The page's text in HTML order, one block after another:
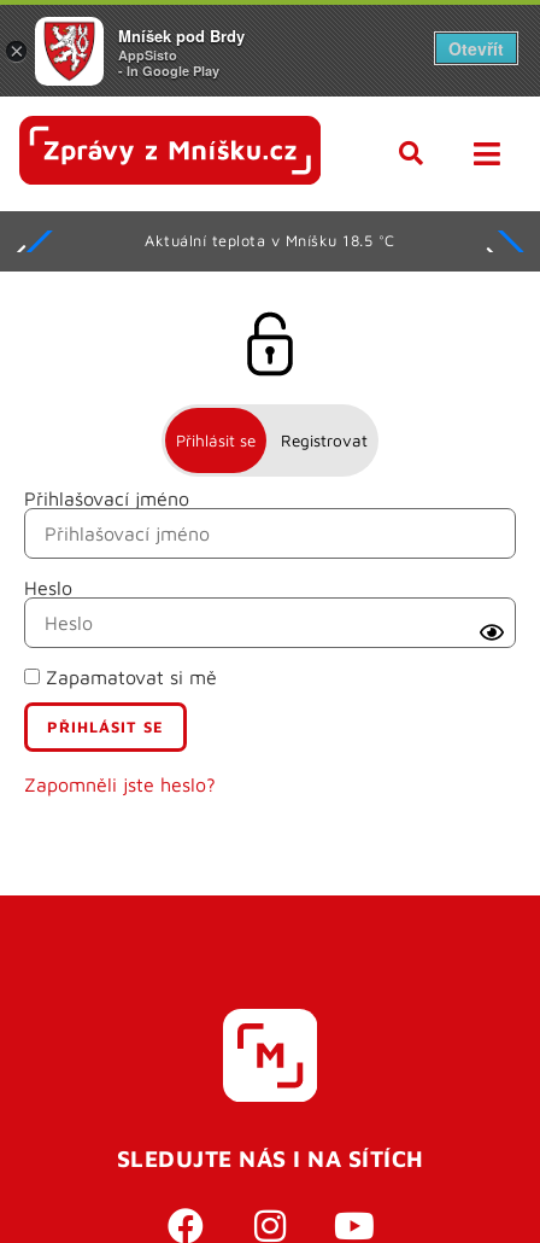
Aktuální teplota v Mníšku 18.5 °C
Přihlásit se Registrovat
Přihlašovací jméno
Heslo
Zapamatovat si mě
Zapomněli jste heslo?
Jméno
Příjmení
E-mail
Uživatelské jméno
Pro úspěšné dokončení registrace je potřeba
SLEDUJTE NÁS I NA SÍTÍCH
×
Mníšek pod Brdy
AppSisto
- In Google Play
Otevřít